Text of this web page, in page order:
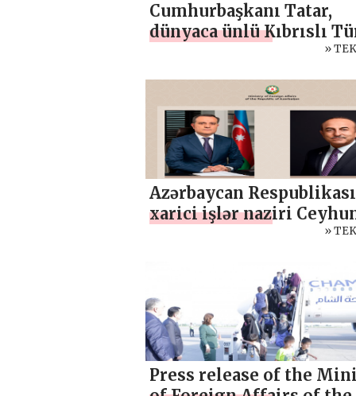
Cumhurbaşkanı Tatar,
dünyaca ünlü Kıbrıslı
»
Azərbaycan
xarici işlər naziri
Bayramov ilə Türkiyə
işlər naziri Mevlüt
arasında telefon
dair mətbuat məlumatı
»
Press release of the